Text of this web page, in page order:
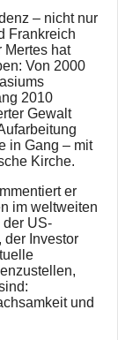
– nicht nur
Frankreich
Mertes hat
Von 2000
2010
Gewalt
in Gang – mit
Kirche.
er
im weltweiten
der US-
der Investor
und